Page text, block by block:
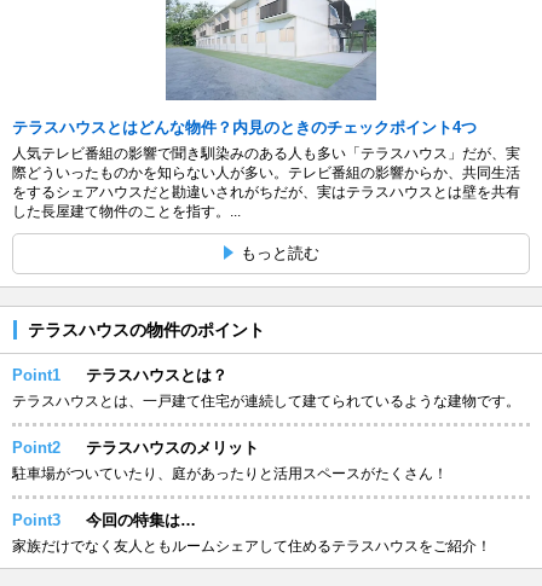
テラスハウスとはどんな物件？内見のときのチェックポイント4つ
人気テレビ番組の影響で聞き馴染みのある人も多い「テラスハウス」だが、実
際どういったものかを知らない人が多い。テレビ番組の影響からか、共同生活
をするシェアハウスだと勘違いされがちだが、実はテラスハウスとは壁を共有
した長屋建て物件のことを指す。...
もっと読む
テラスハウスの物件のポイント
Point1 テラスハウスとは？
テラスハウスとは、一戸建て住宅が連続して建てられているような建物です。
Point2 テラスハウスのメリット
駐車場がついていたり、庭があったりと活用スペースがたくさん！
Point3 今回の特集は…
家族だけでなく友人ともルームシェアして住めるテラスハウスをご紹介！